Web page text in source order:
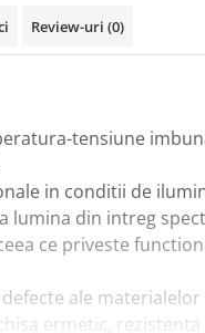
Review-uri (0)
tensiune
in conditii de
lumina din intreg
ce priveste
ale
ermetic, rezistenta